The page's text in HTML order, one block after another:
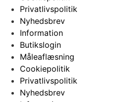
Privatlivspolitik
Nyhedsbrev
Information
Butikslogin
Måleaflæsning
Cookiepolitik
Privatlivspolitik
Nyhedsbrev